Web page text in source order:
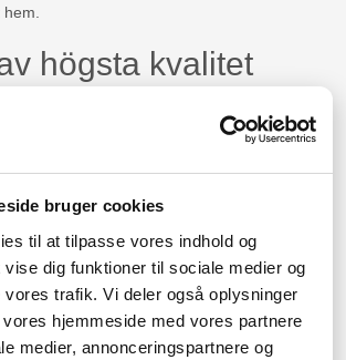
bruger cookies
til at tilpasse vores indhold og
vise dig funktioner til sociale medier og
vores trafik. Vi deler også oplysninger
hjemmeside med vores partnere
medier, annonceringspartnere og
högsta kvalitet
mattor. Deras textilier är av högsta kvalitet
och bekväm atmosfär i ditt hem. Med deras
och färger kan du hitta något som
speglar för att
ditt hem
fulla av personlighet och design. De är
högsta kvaliteten och skapar en